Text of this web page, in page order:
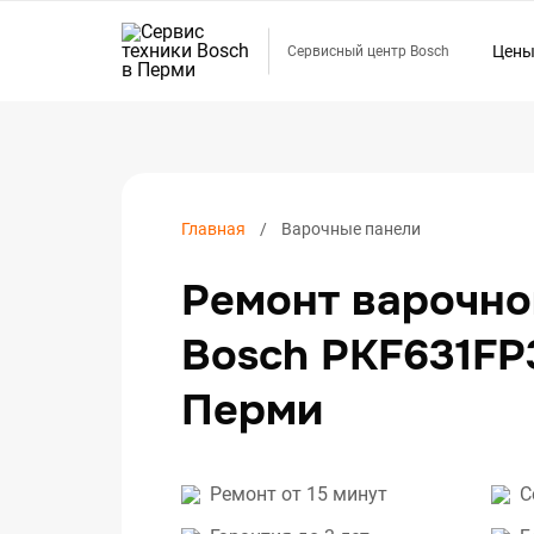
Сервисный центр Bosch Цены
Главная Варочные панели
Ремонт
Bosch
Перми
Ремонт от 15 минут